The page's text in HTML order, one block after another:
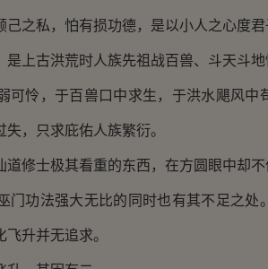
私，怕有损功德，是以小人之心度君
古洪荒时人族先祖战百兽、斗天斗地
怜，于百兽口中求生，于洪水飓风中
，只求庇佑人族繁衍。
士极其看重的东西，在方圆眼中却不
功法强大无比的同时也有其不足之处
升并无追求。